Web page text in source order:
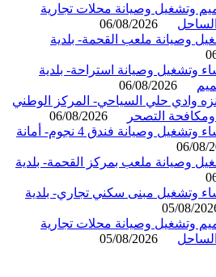
وصيانة محلات تجارية
06/08/2026
ملعب القحمة- بلدية
وصيانة استراحة- بلدية
06/08/2026
حلي السياحي- المركز الوطني
التصحر
06/08/2026
منافسة عامة- إنشاء وتشغيل وصيانة فندق 4 نجوم- أمانة
ملعب بمركز القحمة- بلدية
مبنى سكني تجاري- بلدية
05/
وصيانة محلات تجارية
05/08/2026